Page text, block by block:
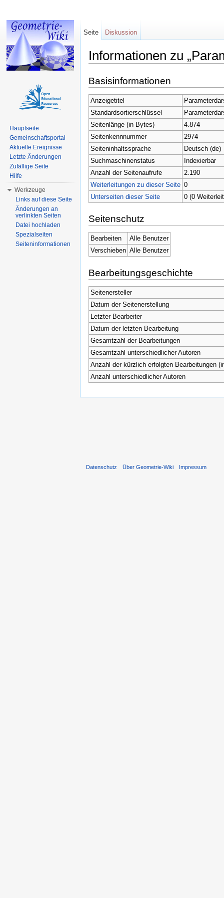
Informationen zu
Basisinformationen
Anzeigetitel
Standardsortierschlüssel
Seitenlänge (in Bytes)
4.874
Seitenkennnummer
2974
Seiteninhaltssprache
Deutsch (de)
Suchmaschinenstatus
Indexierbar
Anzahl der Seitenaufrufe
2.190
Weiterleitungen zu dieser Seite 0
Unterseiten dieser Seite
0 (0
Seitenschutz
Bearbeiten
Alle Benutzer
Verschieben Alle Benutzer
Bearbeitungsgeschichte
Seitenersteller
Datum der Seitenerstellung
Letzter Bearbeiter
Datum der letzten Bearbeitung
Gesamtzahl der Bearbeitungen
Gesamtzahl unterschiedlicher Autoren
Anzahl der kürzlich erfolgten Bearbeitungen
Anzahl unterschiedlicher Autoren
Seite Diskussion
Hauptseite
Gemeinschaftsportal
Aktuelle Ereignisse
Letzte Änderungen
Zufällige Seite
Hilfe
Werkzeuge
Links auf diese Seite
Änderungen an
verlinkten Seiten
Datei hochladen
Spezialseiten
Seiteninformationen
Datenschutz Über Geometrie-Wiki Impressum